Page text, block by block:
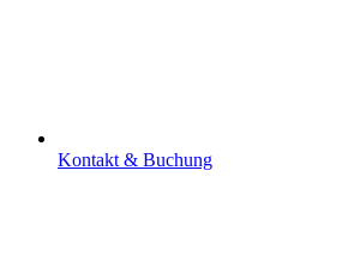
Kontakt & Buchung